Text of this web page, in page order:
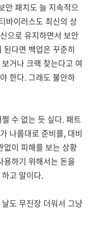
안 패치도 늘 지속적으
바이러스도 최신의 상
으로 유지하면서 보안
다면 백업은 꾸준히
거나 크랙 찾는다고 여
한다. 그래도 불안하
수 없는 듯 싶다. 패트
나름대로 준비를, 대비
없이 피해를 보는 상황
용하기 위해서는 돈을
고 말이다.
도 무진장 더워서 그냥